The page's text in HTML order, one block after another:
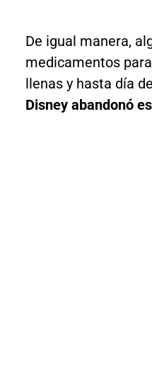
De igual manera,
medicamentos
llenas y hasta día
Disney abandonó